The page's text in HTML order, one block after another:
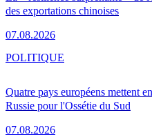
des exportations chinoises
07.08.2026
Quatre pays européens mettent
Russie pour l'Ossétie du Sud
07.08.2026
POLITIQUE